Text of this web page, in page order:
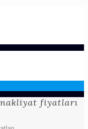
nakliyat fiyatları